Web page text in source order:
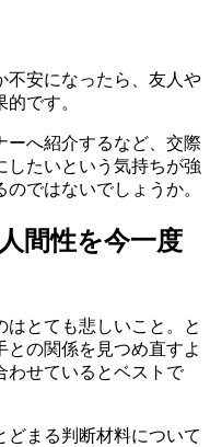
不安になったら、友人や
です。
ーへ紹介するなど、交際
したいという気持ちが強
ではないでしょうか。
間性を今一度
とても悲しいこと。と
の関係を見つめ直すよ
わせているとベストで
どまる判断材料について